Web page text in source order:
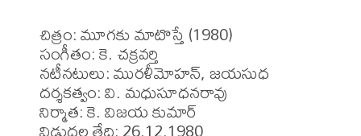
చిత్రం: మూగకు మాటొస్తే (1980)
సంగీతం: కె. చక్రవర్తి
నటీనటులు: మురళీమోహన్, జయసుధ
దర్శకత్వం: వి. మధుసూధనరావు
నిర్మాత: కె. విజయ కుమార్